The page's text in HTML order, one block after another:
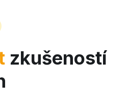
zkušeností